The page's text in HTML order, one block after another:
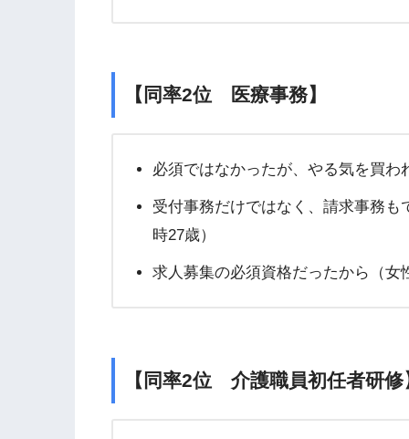
【同率2位 医療事務】
必須ではなかったが、やる気を買
受付事務だけではなく、請求事務
時27歳）
求人募集の必須資格だったから（女
【同率2位 介護職員初任者研修